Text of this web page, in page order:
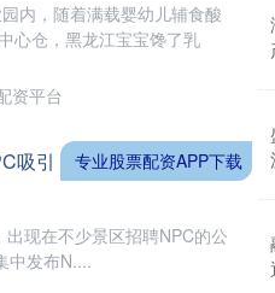
内，随着满载婴幼儿辅食酸
心仓，黑龙江宝宝馋了乳
资平台
吸引
出现在不少景区招聘NPC的公
中发布N....
专业股票配资APP下载